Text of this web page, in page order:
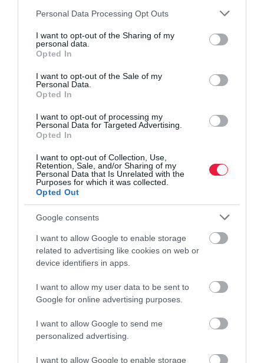
Please note that this website/app uses one or more Google
not limited to your visit or usage behaviour. You may click to
grant or deny consent to Google and its third-party tags to
use your data for below specified purposes in below Google
consent section.
Personal Data Processing Opt Outs
I want to opt-out of the Sharing of my
personal data.
Opted In
I want to opt-out of the Sale of my
Personal Data.
Opted In
I want to opt-out of processing my
Personal Data for Targeted Advertising.
Opted In
I want to opt-out of Collection, Use,
Retention, Sale, and/or Sharing of my
Personal Data that Is Unrelated with the
Purposes for which it was collected.
Opted Out
Google consents
I want to allow Google to enable storage
related to advertising like cookies on web or
device identifiers in apps.
I want to allow my user data to be sent to
Google for online advertising purposes.
I want to allow Google to send me
personalized advertising.
I want to allow Google to enable storage
befektetés garázs budapest ingatlan hozam